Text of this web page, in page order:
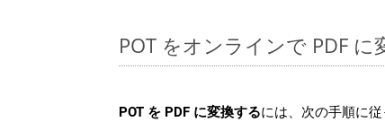
POT をオンラインで PDF
POT を PDF に変換するには、次の手順に